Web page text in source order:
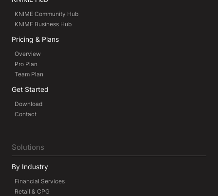
KNIME Community Hub
KNIME Business Hub
Pricing & Plans
Overview
Pro Plan
Team Plan
Get Started
Download
Contact
Solutions
By Industry
Financial Services
Retail & CPG